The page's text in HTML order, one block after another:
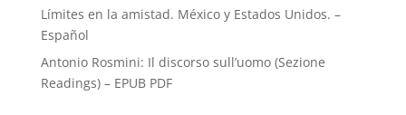
Límites en la amistad. México y Estados Unidos. –
Español
Antonio Rosmini: Il discorso sull’uomo (Sezione
Readings) – EPUB PDF